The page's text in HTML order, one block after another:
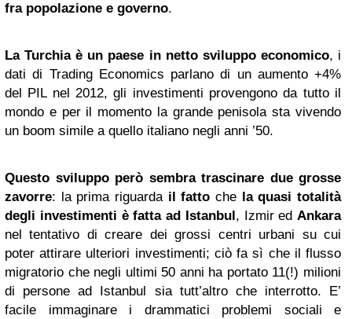
fra popolazione e governo.
La Turchia è un paese in netto sviluppo economico, i
dati di Trading Economics parlano di un aumento +4%
del PIL nel 2012, gli investimenti provengono da tutto il
mondo e per il momento la grande penisola sta vivendo
un boom simile a quello italiano negli anni ’50.
Questo sviluppo però sembra trascinare due grosse
zavorre: la prima riguarda il fatto che
la quasi totalità
degli investimenti è fatta ad Istanbul , Izmir ed Ankara
nel tentativo di creare dei grossi centri urbani su cui
poter attirare ulteriori investimenti; ciò fa sì che il flusso
migratorio che negli ultimi 50 anni ha portato 11(!) milioni
di persone ad Istanbul sia tutt’altro che interrotto. E’
facile immaginare i drammatici problemi sociali e